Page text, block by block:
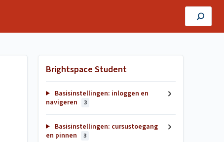
Brightspace Student
Basisinstellingen: inloggen en
navigeren
3
Basisinstellingen: cursustoegang
en pinnen
3